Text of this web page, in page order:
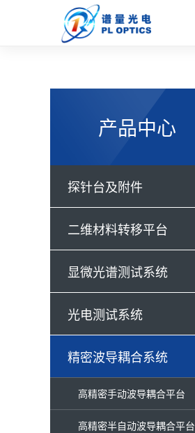
产品中心
探针台及附件
二维材料转移平台
显微光谱测试系统
光电测试系统
精密波导耦合系统
高精密手动波导耦合平台
高精密半自动波导耦合平台